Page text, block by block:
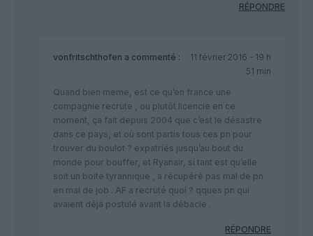
RÉPONDRE
vonfritschthofen a commenté :
11 février 2016 - 19 h
51 min
Quand bien meme, est ce qu’en france une
compagnie recrute , ou plutôt licencie en ce
moment, ça fait depuis 2004 que c’est le désastre
dans ce pays, et où sont partis tous ces pn pour
trouver du boulot ? expatriés jusqu’au bout du
monde pour bouffer, et Ryanair, si tant est qu’elle
soit un boite tyrannique , a récupéré pas mal de pn
en mal de job . AF a recruté quoi ? qques pn qui
avaient déjà postulé avant la débacle .
RÉPONDRE